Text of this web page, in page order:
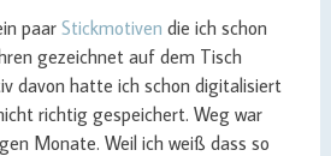
paar Stickmotiven die ich schon
gezeichnet auf dem Tisch
davon hatte ich schon digitalisiert
richtig gespeichert. Weg war
Monate. Weil ich weiß dass so